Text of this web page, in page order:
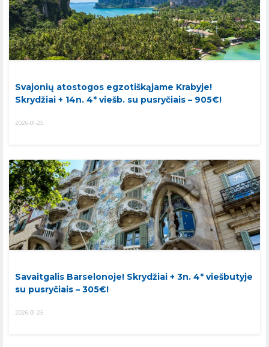
Svajonių atostogos egzotiškąjame Krabyje!
Skrydžiai + 14n. 4* viešb. su pusryčiais – 905€!
2026-01-25
Savaitgalis Barselonoje! Skrydžiai + 3n. 4* viešbutyje
su pusryčiais – 305€!
2026-01-25